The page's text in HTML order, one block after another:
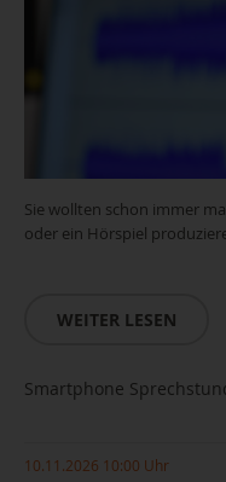
Sie wollten schon immer
oder ein Hörspiel
WEITER LESEN
Smartphone
10.11.2026 10:00 Uhr